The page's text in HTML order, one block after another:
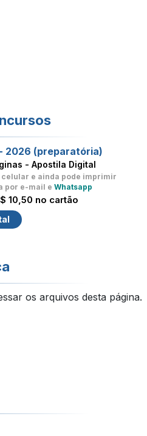
2026 (preparatória)
- Apostila Digital
celular e ainda pode imprimir
por e-mail e Whatsapp
10,50 no cartão
os arquivos desta página.